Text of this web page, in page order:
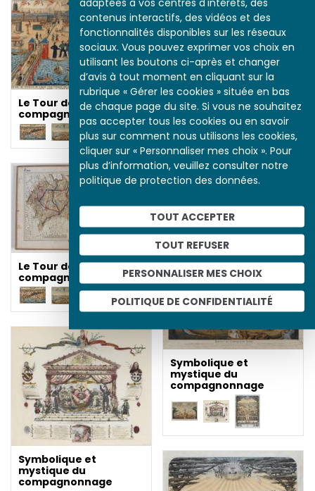
contenus interactifs, des vidéos et des
fonctionnalités disponibles sur les réseaux
sociaux. Vous pouvez exprimer vos choix en
utilisant les boutons ci-après et changer
d’avis à tout moment en cliquant sur la
rubrique « Gérer les cookies » située en bas
de chaque page du site. Si vous ne souhaitez
pas accepter tous les cookies ou en savoir
plus sur comment nous utilisons les cookies,
cliquer sur « Personnaliser mes choix ». Pour
plus d’information, veuillez consulter notre
politique de protection des données.
TOUT ACCEPTER
TOUT REFUSER
PERSONNALISER MES CHOIX
POLITIQUE DE CONFIDENTIALITÉ
compagnonnage
Le Tour de France des
compagnons
Le Tour de France des
Le Tour de France des
compagnons
Symbolique et
mystique du
compagnonnage
Symbolique et
mystique du
compagnonnage